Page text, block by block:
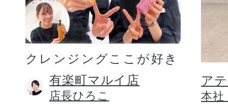
クレンジングここが好き
有楽町マルイ店
店長ひろこ
ア
本